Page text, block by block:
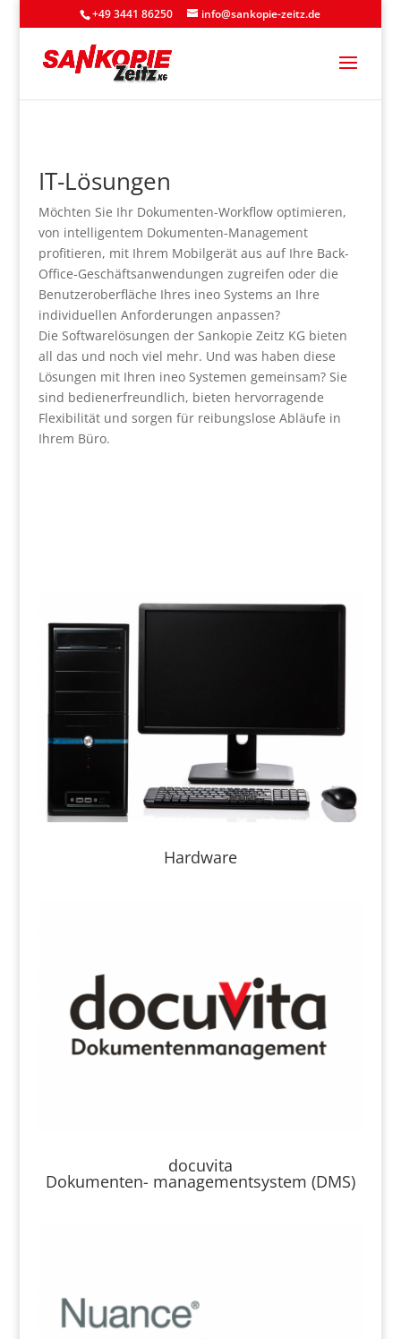
+49 3441 86250 info@sankopie-zeitz.de
IT-Lösungen
Möchten Sie Ihr Dokumenten-Workflow optimieren,
von intelligentem Dokumenten-Management
profitieren, mit Ihrem Mobilgerät aus auf Ihre Back-
Office-Geschäftsanwendungen zugreifen oder die
Benutzeroberfläche Ihres ineo Systems an Ihre
individuellen Anforderungen anpassen?
Die Softwarelösungen der Sankopie Zeitz KG bieten
all das und noch viel mehr. Und was haben diese
Lösungen mit Ihren ineo Systemen gemeinsam? Sie
sind bedienerfreundlich, bieten hervorragende
Flexibilität und sorgen für reibungslose Abläufe in
Ihrem Büro.
Hardware
docuvita
Dokumenten- managementsystem (DMS)